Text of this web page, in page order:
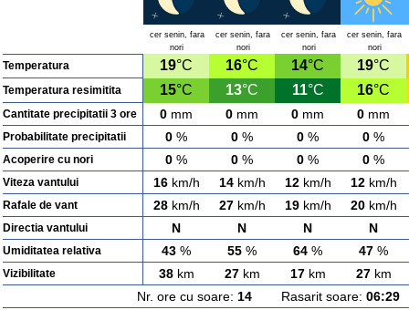
cer senin, fara
nori
cer senin, fara
nori
cer senin, fara
nori
cer senin, fara
nori
Temperatura 19°C 16°C 14°C 19°C
Temperatura resimitita 15°C 13°C 11°C 16°C
Cantitate precipitatii 3 ore 0 mm 0 mm 0 mm 0 mm
Probabilitate precipitatii 0 % 0 % 0 % 0 %
Acoperire cu nori 0 % 0 % 0 % 0 %
Viteza vantului 16km/h 14km/h 12km/h 12km/h
Rafale de vant 28km/h 27km/h 19km/h 20km/h
Directia vantului N N N N
Umiditatea relativa 43 % 55 % 64 % 47 %
Vizibilitate 38km 27km 17km 27km
Nr. ore cu soare: 14Rasarit soare: 06:29